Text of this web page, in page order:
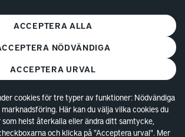
ACCEPTERA ALLA
NÖDVÄNDIGA
ACCEPTERA URVAL
cookies för tre typer av funktioner: Nödvändiga
Här kan du välja vilka cookies du
helst återkalla eller ändra ditt samtycke,
och klicka på "Acceptera urval". Mer
Stockholm
Wallenstam AB (publ)
Cookies
av personuppgifter